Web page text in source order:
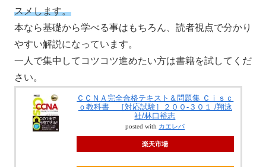
スメします。
本なら基礎から学べる事はもちろん、読者視点で分かり
やすい解説になっています。
一人で集中してコツコツ進めたい方は書籍を試してくだ
さい。
ＣＣＮＡ完全合格テキスト＆問題集 Ｃｉｓｃ
ｏ教科書 ［対応試験］２００-３０１ /翔泳
社/林口裕志
posted with カエレバ
楽天市場